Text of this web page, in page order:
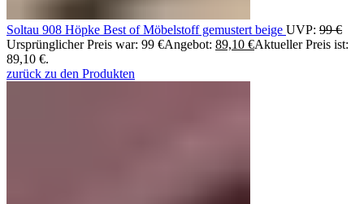
Soltau 908 Höpke Best of Möbelstoff gemustert beige UVP: 99€
Ursprünglicher Preis war: 99 €Angebot: 89,10 €Aktueller Preis ist:
89,10 €.
zurück zu den Produkten